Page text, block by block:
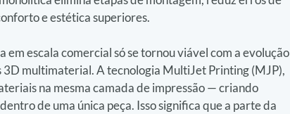
e estética superiores.
em escala comercial só se tornou viável com a evolução
3D multimaterial. A tecnologia MultiJet Printing (MJP),
na mesma camada de impressão — criando
de uma única peça. Isso significa que a parte da